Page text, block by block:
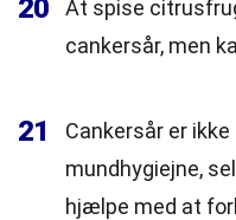
20
At spise
cankersår, men
21
Cankersår er
mundhygiejne,
hjælpe med at